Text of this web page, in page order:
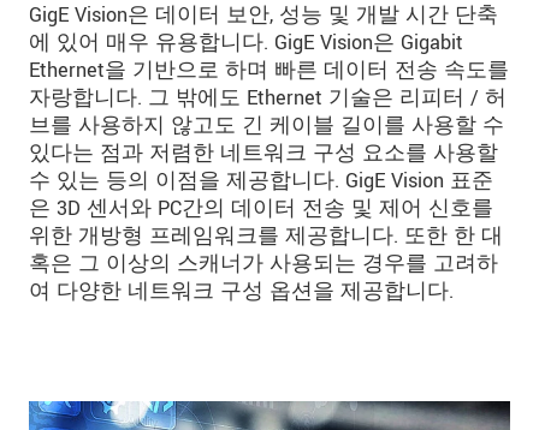
GigE Vision은 데이터 보안, 성능 및 개발 시간 단축
에 있어 매우 유용합니다. GigE Vision은 Gigabit
Ethernet을 기반으로 하며 빠른 데이터 전송 속도를
자랑합니다. 그 밖에도 Ethernet 기술은 리피터 / 허
브를 사용하지 않고도 긴 케이블 길이를 사용할 수
있다는 점과 저렴한 네트워크 구성 요소를 사용할
수 있는 등의 이점을 제공합니다. GigE Vision 표준
은 3D 센서와 PC간의 데이터 전송 및 제어 신호를
위한 개방형 프레임워크를 제공합니다. 또한 한 대
혹은 그 이상의 스캐너가 사용되는 경우를 고려하
여 다양한 네트워크 구성 옵션을 제공합니다.